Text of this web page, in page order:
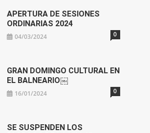
APERTURA DE SESIONES
ORDINARIAS 2024
04/03/2024 0
GRAN DOMINGO CULTURAL EN
EL BALNEARIO￼
16/01/2024 0
SE SUSPENDEN LOS